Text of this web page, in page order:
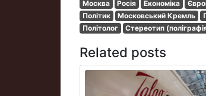
Москва Росія Економіка
Політик
Московський Кремль
Політолог
Стереотип
Related posts